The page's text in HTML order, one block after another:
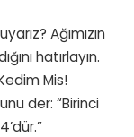
Ağımızın
hatırlayın.
Mis!
der: “Birinci